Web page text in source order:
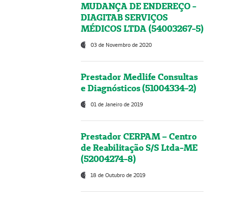
MUDANÇA DE ENDEREÇO -
DIAGITAB SERVIÇOS
MÉDICOS LTDA (54003267-5)
03 de Novembro de 2020
Prestador Medlife Consultas
e Diagnósticos (51004334-2)
01 de Janeiro de 2019
Prestador CERPAM – Centro
de Reabilitação S/S Ltda-ME
(52004274-8)
18 de Outubro de 2019